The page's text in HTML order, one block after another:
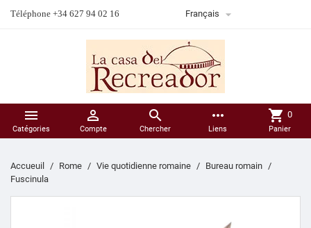
Téléphone +34 627 94 02 16 Français 

Catégories

Compte

Chercher
more_horiz
Liens
shopping_cart 0
Panier
Accueuil Rome Vie quotidienne romaine
Bureau romain
Fuscinula